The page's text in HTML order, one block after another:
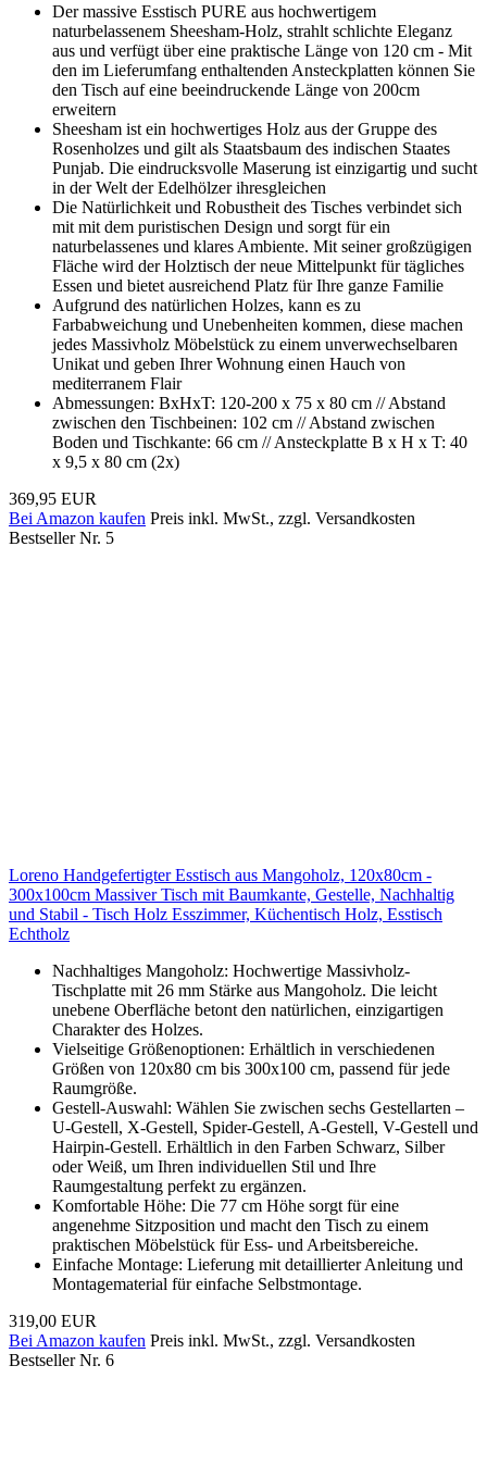
Der massive Esstisch PURE aus hochwertigem
naturbelassenem Sheesham-Holz, strahlt schlichte Eleganz
aus und verfügt über eine praktische Länge von 120 cm - Mit
den im Lieferumfang enthaltenden Ansteckplatten können Sie
den Tisch auf eine beeindruckende Länge von 200cm
erweitern
Sheesham ist ein hochwertiges Holz aus der Gruppe des
Rosenholzes und gilt als Staatsbaum des indischen Staates
Punjab. Die eindrucksvolle Maserung ist einzigartig und sucht
in der Welt der Edelhölzer ihresgleichen
Die Natürlichkeit und Robustheit des Tisches verbindet sich
mit mit dem puristischen Design und sorgt für ein
naturbelassenes und klares Ambiente. Mit seiner großzügigen
Fläche wird der Holztisch der neue Mittelpunkt für tägliches
Essen und bietet ausreichend Platz für Ihre ganze Familie
Aufgrund des natürlichen Holzes, kann es zu
Farbabweichung und Unebenheiten kommen, diese machen
jedes Massivholz Möbelstück zu einem unverwechselbaren
Unikat und geben Ihrer Wohnung einen Hauch von
mediterranem Flair
Abmessungen: BxHxT: 120-200 x 75 x 80 cm // Abstand
zwischen den Tischbeinen: 102 cm // Abstand zwischen
Boden und Tischkante: 66 cm // Ansteckplatte B x H x T: 40
x 9,5 x 80 cm (2x)
369,95 EUR
Bei Amazon kaufen Preis inkl. MwSt., zzgl. Versandkosten
Bestseller Nr. 5
Loreno Handgefertigter Esstisch aus Mangoholz, 120x80cm -
300x100cm Massiver Tisch mit Baumkante, Gestelle, Nachhaltig
und Stabil - Tisch Holz Esszimmer, Küchentisch Holz, Esstisch
Echtholz
Nachhaltiges Mangoholz: Hochwertige Massivholz-
Tischplatte mit 26 mm Stärke aus Mangoholz. Die leicht
unebene Oberfläche betont den natürlichen, einzigartigen
Charakter des Holzes.
Vielseitige Größenoptionen: Erhältlich in verschiedenen
Größen von 120x80 cm bis 300x100 cm, passend für jede
Raumgröße.
Gestell-Auswahl: Wählen Sie zwischen sechs Gestellarten –
U-Gestell, X-Gestell, Spider-Gestell, A-Gestell, V-Gestell und
Hairpin-Gestell. Erhältlich in den Farben Schwarz, Silber
oder Weiß, um Ihren individuellen Stil und Ihre
Raumgestaltung perfekt zu ergänzen.
Komfortable Höhe: Die 77 cm Höhe sorgt für eine
angenehme Sitzposition und macht den Tisch zu einem
praktischen Möbelstück für Ess- und Arbeitsbereiche.
Einfache Montage: Lieferung mit detaillierter Anleitung und
Montagematerial für einfache Selbstmontage.
319,00 EUR
Bei Amazon kaufen Preis inkl. MwSt., zzgl. Versandkosten
Bestseller Nr. 6